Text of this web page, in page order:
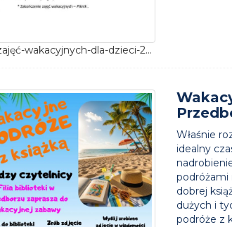
Plan-zajęć-wakacyjnych-dla-dzieci-2026
Właśnie
idealny
podróżami
dobrej
dużych i
podróże z